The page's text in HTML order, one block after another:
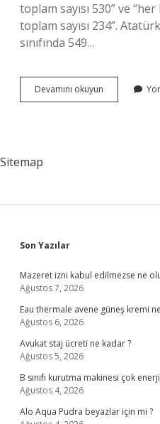
toplam sayısı 530” ve
toplam sayısı 234”.
sınıfında 549…
Devamını okuyun
Numarası
Sitemap
Sidebar
Son Yazılar
Mazeret izni kabul edilmezse ne
Ağustos 7, 2026
Eau thermale avene güneş kremi
Ağustos 6, 2026
Avukat staj ücreti ne kadar ?
Ağustos 5, 2026
B sınıfı kurutma makinesi çok
Ağustos 4, 2026
Alo Aqua Pudra beyazlar için mi ?